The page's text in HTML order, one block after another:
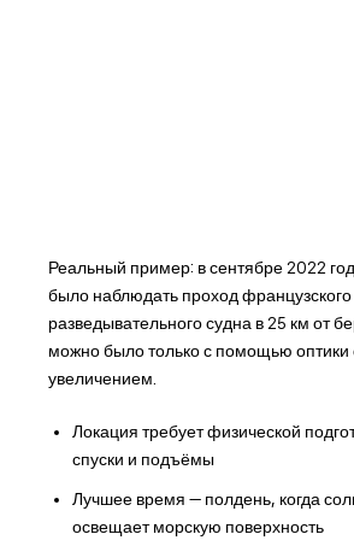
Реальный пример: в сентябре 2022
было наблюдать проход французского
разведывательного судна в 25 км от
можно было только с помощью
увеличением.
Локация требует физической
спуски и подъёмы
Лучшее время — полдень, когда
освещает морскую поверхность